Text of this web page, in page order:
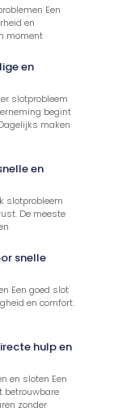
Een
en
moment
en
slotprobleem
begint
maken
en
slotprobleem
De meeste
snelle
Een goed slot
en comfort.
hulp en
en sloten Een
betrouwbare
zonder